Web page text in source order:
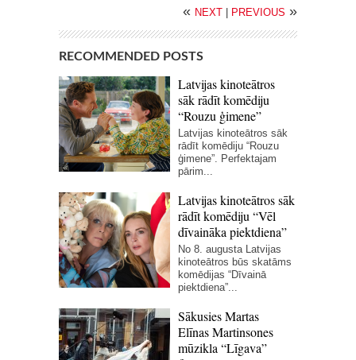
« NEXT PREVIOUS »
RECOMMENDED POSTS
Latvijas kinoteātros
sāk rādīt komēdiju
“Rouzu ģimene”
Latvijas kinoteātros sāk
rādīt komēdiju “Rouzu
ģimene”. Perfektajam
pārim...
Latvijas kinoteātros sāk
rādīt komēdiju “Vēl
dīvaināka piektdiena”
No 8. augusta Latvijas
kinoteātros būs skatāms
komēdijas “Dīvainā
piektdiena”...
Sākusies Martas
Elīnas Martinsones
mūzikla “Līgava”